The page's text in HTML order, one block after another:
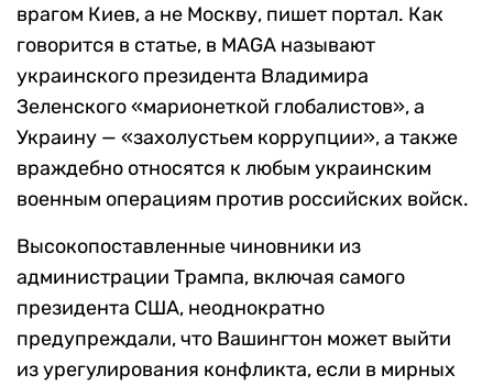
врагом Киев, а не Москву, пишет портал. Как
говорится в статье, в MAGA называют
украинского президента Владимира
Зеленского «марионеткой глобалистов», а
Украину — «захолустьем коррупции», а также
враждебно относятся к любым украинским
военным операциям против российских войск.
Высокопоставленные чиновники из
администрации Трампа, включая самого
президента США, неоднократно
предупреждали, что Вашингтон может выйти
из урегулирования конфликта, если в мирных